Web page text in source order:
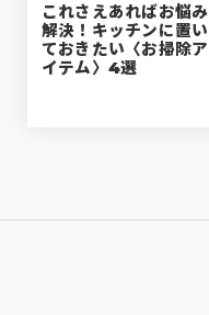
これさえあればお悩み
解決！キッチンに置い
ておきたい〈お掃除ア
イテム〉4選